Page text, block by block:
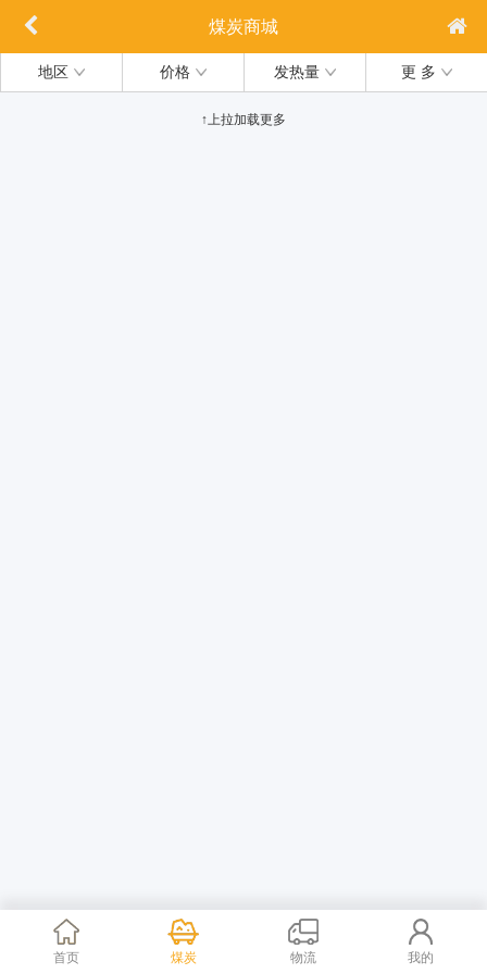
煤炭商城
地区 价格 发热量 更 多
↑上拉加载更多
首页 煤炭 物流 我的